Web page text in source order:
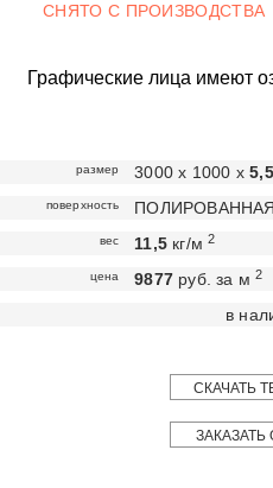
СНЯТО С ПРОИЗВОДСТВА
Графические лица имеют
размер 3000 х 1000 х5,5
поверхность ПОЛИРОВАННАЯ
вес 11,5 кг/м2
цена 9877 руб. за м2
в
СКАЧАТЬ
ЗАКАЗАТЬ